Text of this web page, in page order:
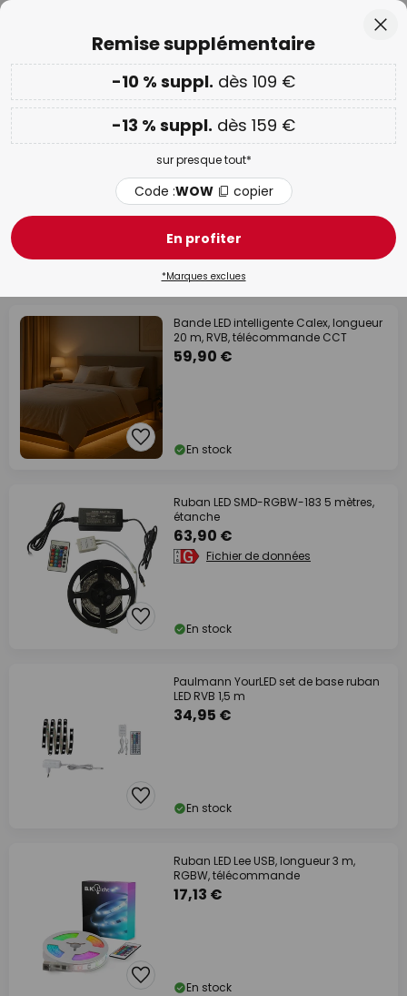
Plus que
01 J 16 H 27 M 09 S
-10 % suppl. dès 109 € & -13 % suppl. dès 159 €sur
presque tout
Code :WOW copier
PROMOS :jusqu'à -70 %
Rubans led
Bande LED intelligente Calex, longueur
20 m, RVB, télécommande CCT
59,90 €
En stock
Ruban LED SMD-RGBW-183 5 mètres,
étanche
63,90 €
Fichier de données
En stock
Paulmann YourLED set de base ruban
LED RVB 1,5 m
34,95 €
En stock
Ruban LED Lee USB, longueur 3 m,
RGBW, télécommande
17,13 €
En stock
Remise supplémentaire
-10 % suppl. dès 109 €
-13 % suppl. dès 159 €
sur presque tout*
Code :WOW copier
En profiter
*Marques exclues